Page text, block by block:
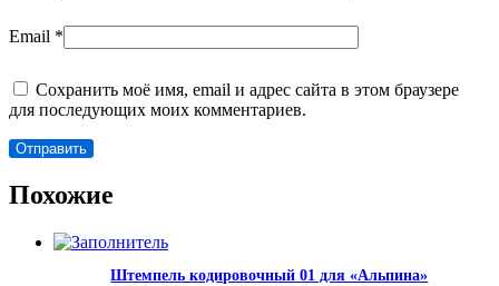
Email *
Сохранить моё имя, email и адрес сайта в этом браузере
для последующих моих комментариев.
Похожие
Штемпель кодировочный 01 для «Альпина»